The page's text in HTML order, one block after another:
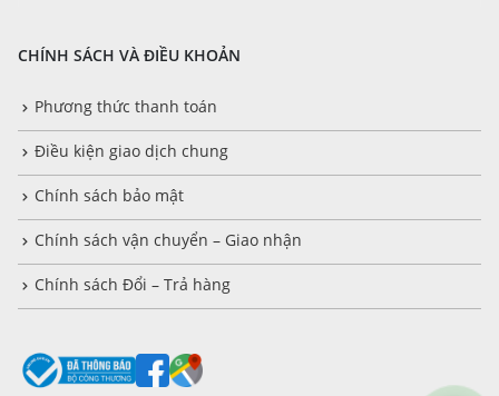
CHÍNH SÁCH VÀ ĐIỀU KHOẢN
Phương thức thanh toán
Điều kiện giao dịch chung
Chính sách bảo mật
Chính sách vận chuyển – Giao nhận
Chính sách Đổi – Trả hàng